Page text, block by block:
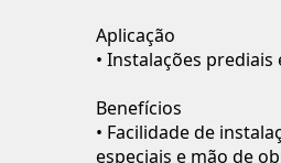
Aplicação
• Instalações
Benefícios
• Facilidade de
especiais e mão de